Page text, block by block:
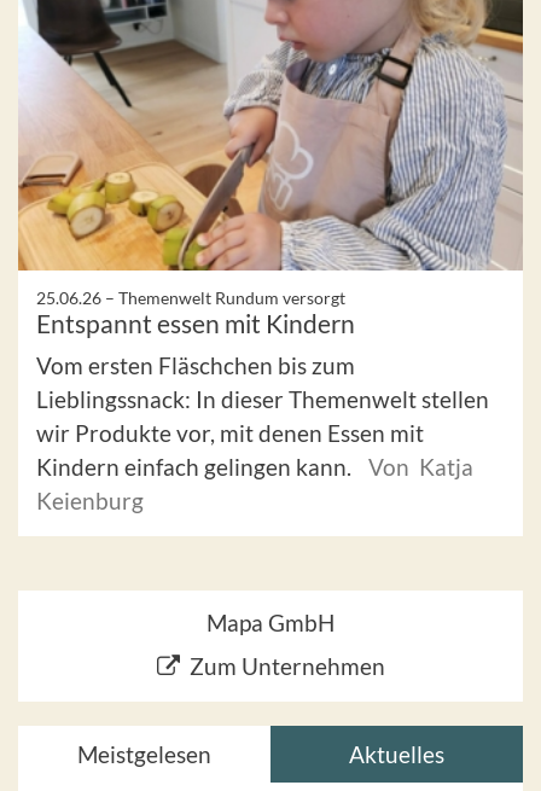
25.06.26 – Themenwelt Rundum versorgt
Entspannt essen mit Kindern
Vom ersten Fläschchen bis zum
Lieblingssnack: In dieser Themenwelt stellen
wir Produkte vor, mit denen Essen mit
Kindern einfach gelingen kann.
Von Katja
Keienburg
Mapa GmbH
Zum Unternehmen
Meistgelesen Aktuelles